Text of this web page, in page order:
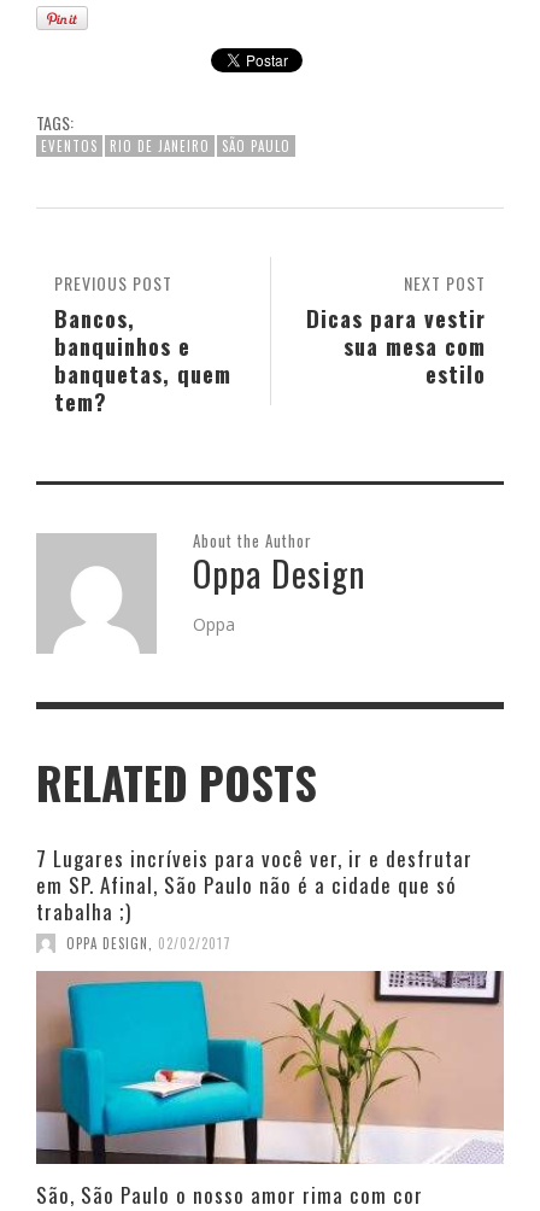
TAGS:
EVENTOS RIO DE JANEIRO SÃO PAULO
NEXT POST
Dicas para vestir
sua mesa com
estilo
PREVIOUS POST
Bancos,
banquinhos e
banquetas, quem
tem?
About the Author
Oppa Design
Oppa
RELATED POSTS
7 Lugares incríveis para você ver, ir e desfrutar
em SP. Afinal, São Paulo não é a cidade que só
trabalha ;)
OPPA DESIGN 02/02/2017
São, São Paulo o nosso amor rima com cor